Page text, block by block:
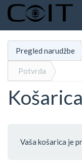
Pregled narudžbe
Potvrda
Košarica
Vaša košarica je